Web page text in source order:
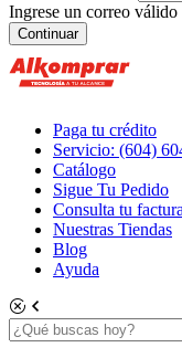
Ingrese un correo válido
Continuar
Paga tu crédito
Servicio: (604)
Catálogo
Sigue Tu Pedido
Consulta tu factura
Nuestras Tiendas
Blog
Ayuda